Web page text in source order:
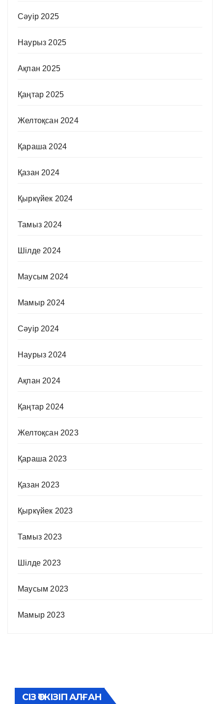
Сәуір 2025
Наурыз 2025
Ақпан 2025
Қаңтар 2025
Желтоқсан 2024
Қараша 2024
Қазан 2024
Қыркүйек 2024
Тамыз 2024
Шілде 2024
Маусым 2024
Мамыр 2024
Сәуір 2024
Наурыз 2024
Ақпан 2024
Қаңтар 2024
Желтоқсан 2023
Қараша 2023
Қазан 2023
Қыркүйек 2023
Тамыз 2023
Шілде 2023
Маусым 2023
Мамыр 2023
СІЗ ӨТКІЗІП АЛҒАН